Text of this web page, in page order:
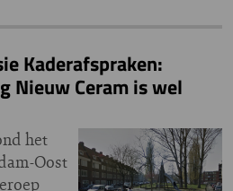
Kaderafspraken:
Nieuw Ceram is wel
het
Oost